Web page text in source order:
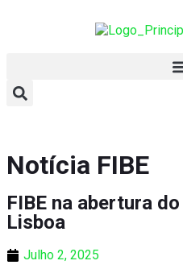
Notícia FIBE
FIBE na abertura
Lisboa
Julho 2, 2025